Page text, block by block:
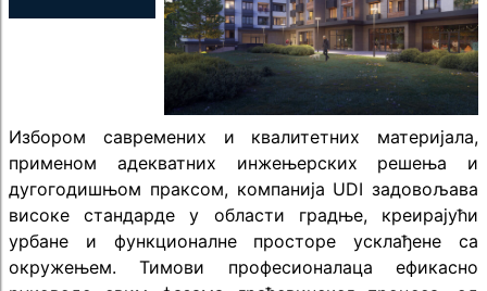
Избором савремених и квалитетних материјала,
применом адекватних инжењерских решења и
дугогодишњом праксом, компанија UDI задовољава
високе стандарде у области градње, креирајући
урбане и функционалне просторе усклађене са
окружењем. Тимови професионалаца ефикасно